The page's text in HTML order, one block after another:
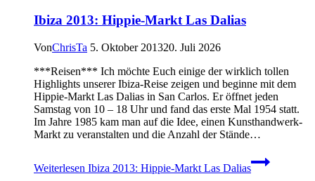
Ibiza 2013: Hippie-Markt Las Dalias
VonChrisTa 5. Oktober 201320. Juli 2026
***Reisen*** Ich möchte Euch einige der wirklich tollen
Highlights unserer Ibiza-Reise zeigen und beginne mit dem
Hippie-Markt Las Dalias in San Carlos. Er öffnet jeden
Samstag von 10 – 18 Uhr und fand das erste Mal 1954 statt.
Im Jahre 1985 kam man auf die Idee, einen Kunsthandwerk-
Markt zu veranstalten und die Anzahl der Stände…
Weiterlesen Ibiza 2013: Hippie-Markt Las Dalias